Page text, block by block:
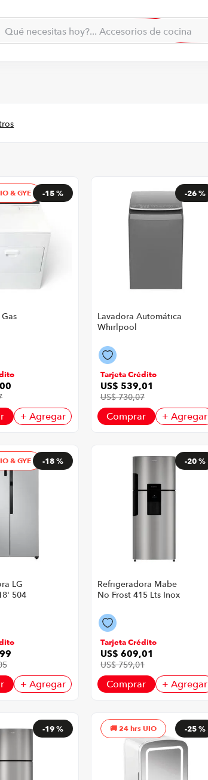
qué necesitas hoy?
Qué necesitas hoy?... Hogar
-15 %
& GYE
00
+ Agregar
-26 %
Lavadora Automática
Whirlpool
Carga Superior Smart
Action Color Gris
Tarjeta Crédito
US$ 539,01
US$ 730,07
Comprar + Agregar
-18 %
& GYE
LG
504
99
+ Agregar
-20 %
Refrigeradora Mabe
No Frost 415 Lts Inox
Tarjeta Crédito
US$ 609,01
US$ 759,01
Comprar + Agregar
-19 % -25 %
24 hrs UIO
7. celular
cocina